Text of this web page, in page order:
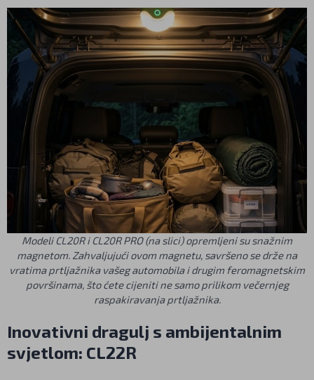
Modeli CL20R i CL20R PRO (na slici) opremljeni su snažnim
magnetom. Zahvaljujući ovom magnetu, savršeno se drže na
vratima prtljažnika vašeg automobila i drugim feromagnetskim
površinama, što ćete cijeniti ne samo prilikom večernjeg
raspakiravanja prtljažnika.
Inovativni dragulj s ambijentalnim
svjetlom: CL22R